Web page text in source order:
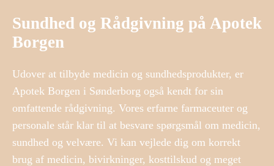
Sundhed og Rådgivning på Apotek
Borgen
Udover at tilbyde medicin og sundhedsprodukter, er
Apotek Borgen i Sønderborg også kendt for sin
omfattende rådgivning. Vores erfarne farmaceuter og
personale står klar til at besvare spørgsmål om medicin,
sundhed og velvære. Vi kan vejlede dig om korrekt
brug af medicin, bivirkninger, kosttilskud og meget